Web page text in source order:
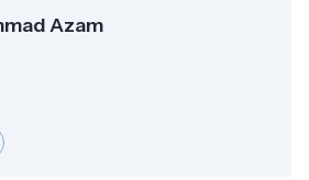
Azam